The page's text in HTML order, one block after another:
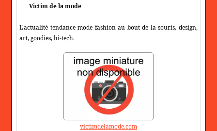
Victim de la mode
L'actualité tendance mode fashion au bout de la souris, design,
art, goodies, hi-tech.
victimdelamode.com